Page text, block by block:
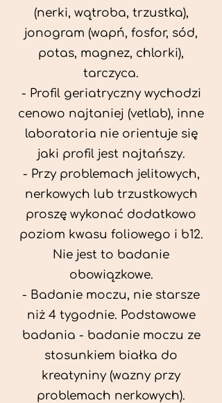
(nerki, wątroba, trzustka),
jonogram (wapń, fosfor, sód,
potas, magnez, chlorki),
tarczyca.
- Profil geriatryczny wychodzi
cenowo najtaniej (vetlab), inne
laboratoria nie orientuje się
jaki profil jest najtańszy.
- Przy problemach jelitowych,
nerkowych lub trzustkowych
proszę wykonać dodatkowo
poziom kwasu foliowego i b12.
Nie jest to badanie
obowiązkowe.
- Badanie moczu, nie starsze
niż 4 tygodnie. Podstawowe
badania - badanie moczu ze
stosunkiem białka do
kreatyniny (wazny przy
problemach nerkowych).